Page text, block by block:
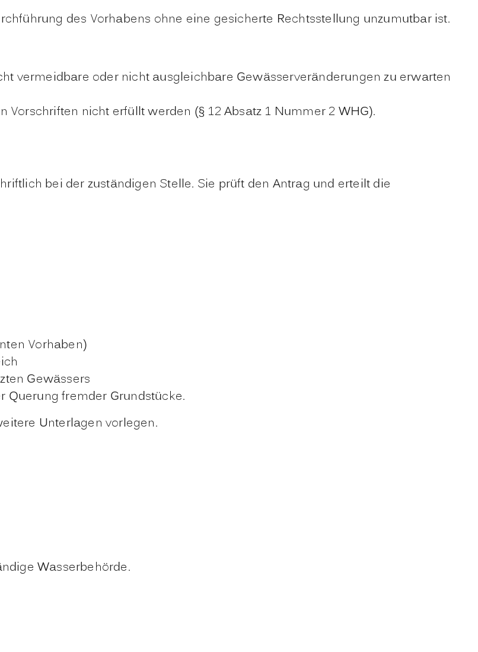
des Vorhabens ohne eine gesicherte Rechtsstellung unzumutbar ist.
vermeidbare oder nicht ausgleichbare Gewässerveränderungen zu erwarten
nicht erfüllt werden (§ 12 Absatz 1 Nummer 2 WHG).
bei der zuständigen Stelle. Sie prüft den Antrag und erteilt die
Vorhaben)
Gewässers
fremder Grundstücke.
Unterlagen vorlegen.
Wasserbehörde.